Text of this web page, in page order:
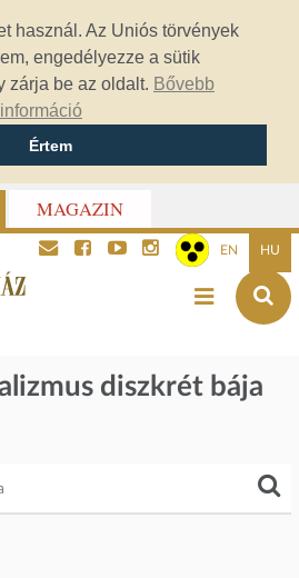
használ. Az Uniós törvények
engedélyezze a sütik
zárja be az oldalt. Bővebb
információ
Értem
MAGAZIN
EN HU
diszkrét bája